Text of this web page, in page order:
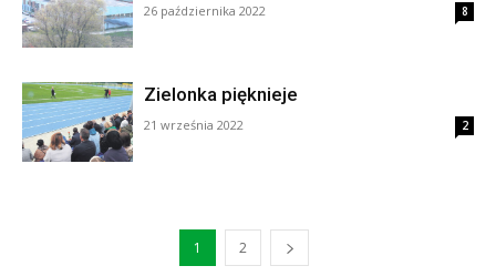
26 października 2022 8
Zielonka pięknieje
21 września 2022 2
1 2